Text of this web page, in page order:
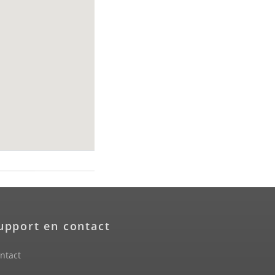
en contact